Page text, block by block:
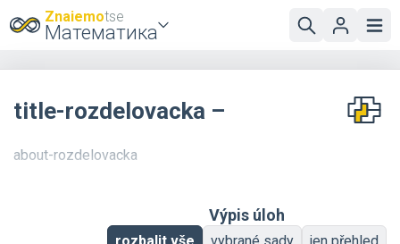
Znaiemotse
Математика
title-rozdelovacka –
about-rozdelovacka
Výpis úloh